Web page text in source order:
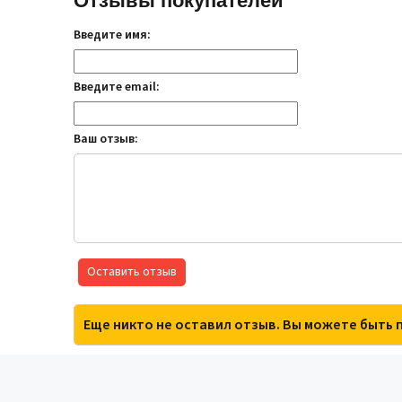
Введите имя:
Введите email:
Ваш отзыв:
Оставить отзыв
Еще никто не оставил отзыв. Вы можете быть